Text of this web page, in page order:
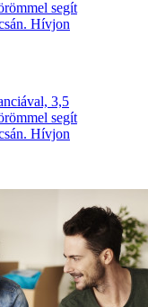
segít
Hívjon
3,5
segít
Hívjon